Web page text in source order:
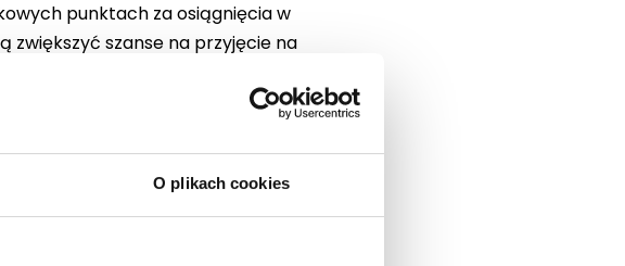
O plikach cookies
punktach za osiągnięcia w
szanse na przyjęcie na
się na nieco innych zasadach. Oprócz
do egzaminów praktycznych,
portfolio prac. Warto zwrócić
przebiegu.